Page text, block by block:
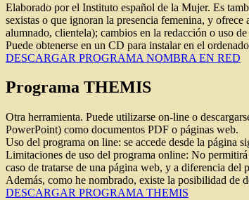
Elaborado por el Instituto español de la Mujer. Es
sexistas o que ignoran la presencia femenina, y
alumnado, clientela); cambios en la redacción o uso
Puede obtenerse en un CD para instalar en el
DESCARGAR PROGRAMA NOMBRA EN RED
Programa THEMIS
Otra herramienta. Puede utilizarse on-line o
PowerPoint) como documentos PDF o páginas web.
Uso del programa on line: se accede desde la página
Limitaciones de uso del programa online: No
caso de tratarse de una página web, y a diferencia
Además, como he nombrado, existe la posibilidad de
DESCARGAR PROGRAMA THEMIS